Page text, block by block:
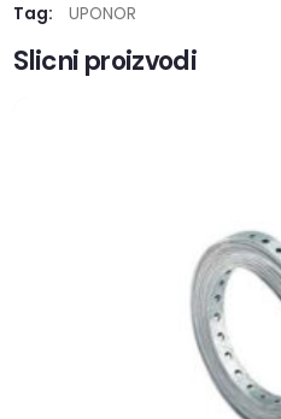
Tag:
UPONOR
Slicni proizvodi